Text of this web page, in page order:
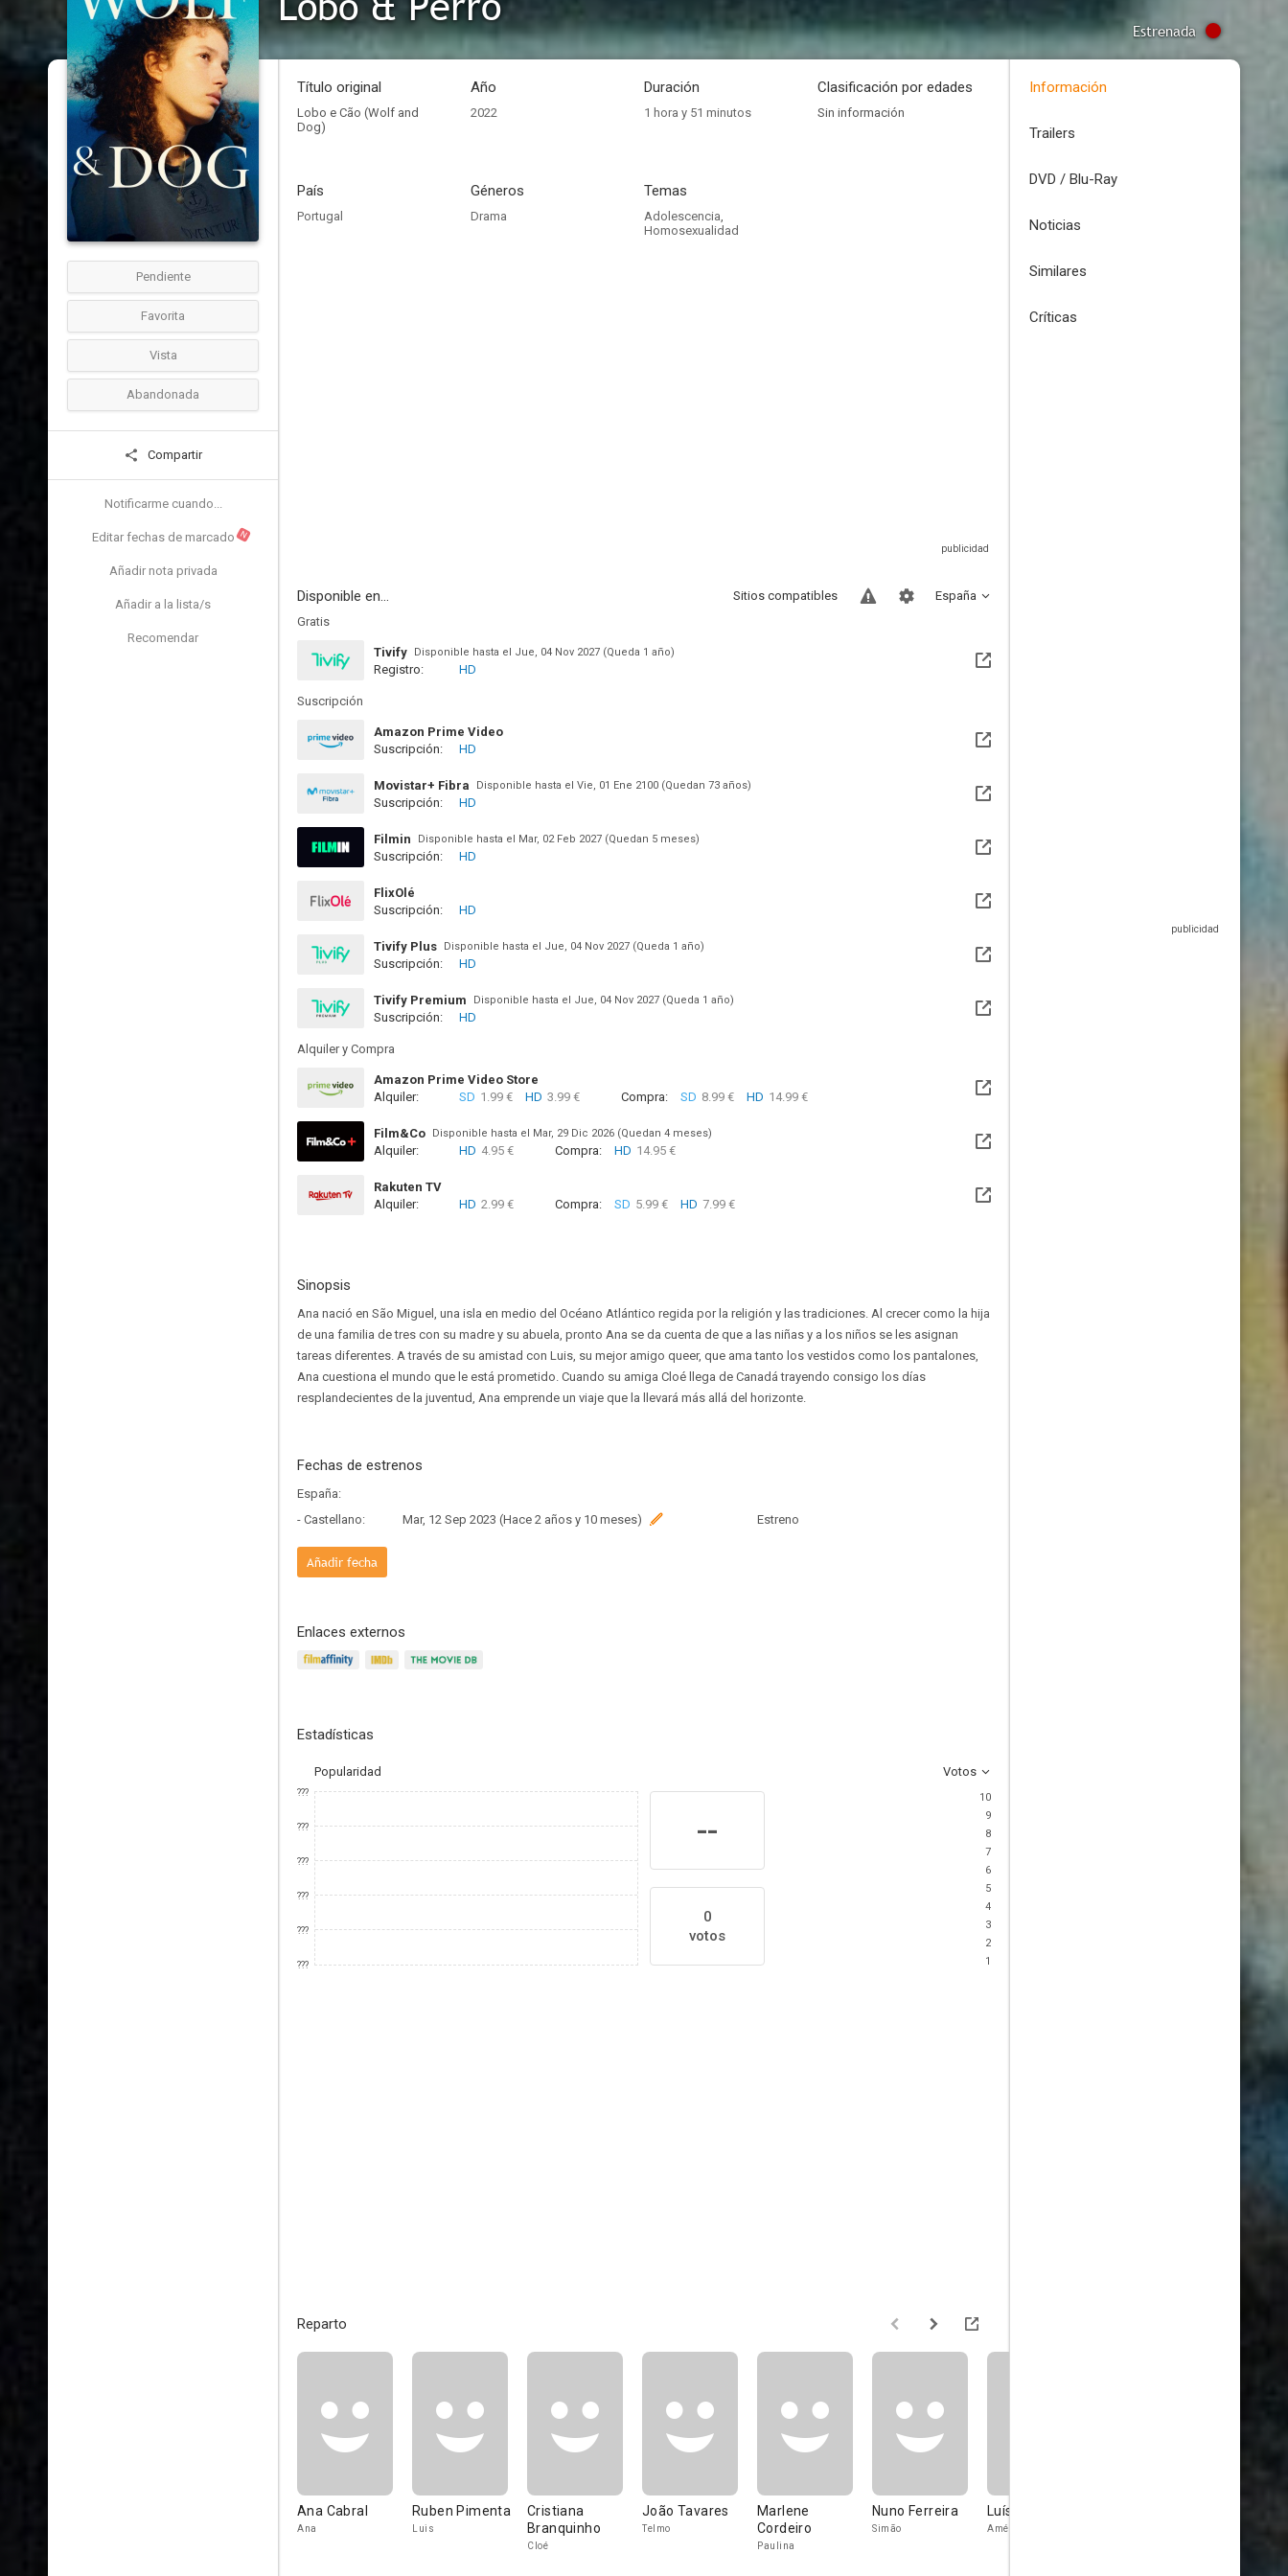
Estrenada
Pendiente
Favorita
Vista
Abandonada
Compartir
Notificarme cuando...
Editar fechas de marcado N
Añadir nota privada
Añadir a la lista/s
Recomendar
Título original
Lobo e Cão (Wolf and
Dog)
Año
2022
Duración
1 hora y 51 minutos
Clasificación por edades
Sin información
País
Portugal
Géneros
Drama
Temas
Adolescencia,
Homosexualidad
Disponible en... España
Sitios compatibles
Gratis
Tivify Disponible hasta el Jue, 04 Nov 2027 (Queda 1 año)
Registro: HD
Suscripción
Amazon Prime Video
Suscripción:
HD
Movistar+ Fibra Disponible hasta el Vie, 01 Ene 2100 (Quedan 73 años)
Suscripción: HD
Filmin Disponible hasta el Mar, 02 Feb 2027 (Quedan 5 meses)
Suscripción: HD
FlixOlé
Suscripción:
HD
Tivify Plus Disponible hasta el Jue, 04 Nov 2027 (Queda 1 año)
Suscripción: HD
Tivify Premium Disponible hasta el Jue, 04 Nov 2027 (Queda 1 año)
Suscripción: HD
Alquiler y Compra
Amazon Prime Video Store
Alquiler:
SD 1.99 € HD 3.99 € Compra: SD 8.99 € HD 14.99 €
Film&Co Disponible hasta el Mar, 29 Dic 2026 (Quedan 4 meses)
Alquiler: HD 4.95 € Compra: HD 14.95 €
Rakuten TV
Alquiler:
HD 2.99 € Compra: SD 5.99 € HD 7.99 €
Sinopsis
Ana nació en São Miguel, una isla en medio del Océano Atlántico regida por la religión y las tradiciones. Al crecer como la hija
de una familia de tres con su madre y su abuela, pronto Ana se da cuenta de que a las niñas y a los niños se les asignan
tareas diferentes. A través de su amistad con Luis, su mejor amigo queer, que ama tanto los vestidos como los pantalones,
Ana cuestiona el mundo que le está prometido. Cuando su amiga Cloé llega de Canadá trayendo consigo los días
resplandecientes de la juventud, Ana emprende un viaje que la llevará más allá del horizonte.
Fechas de estrenos
España:
- Castellano:
Mar, 12 Sep 2023 (Hace 2 años y 10 meses) Estreno
Añadir fecha
Enlaces externos
Estadísticas
Popularidad Votos
???
???
???
???
???
???
--
0
votos
10
9
8
7
6
5
4
3
2
1
Reparto
Ana Cabral
Ana
Ruben Pimenta
Luis
Cristiana
Branquinho
Cloé
João Tavares
Telmo
Marlene
Cordeiro
Paulina
Nuno Ferreira
Simão
Luísa Alves
Amélia
Información
Trailers
DVD / Blu-Ray
Noticias
Similares
Críticas